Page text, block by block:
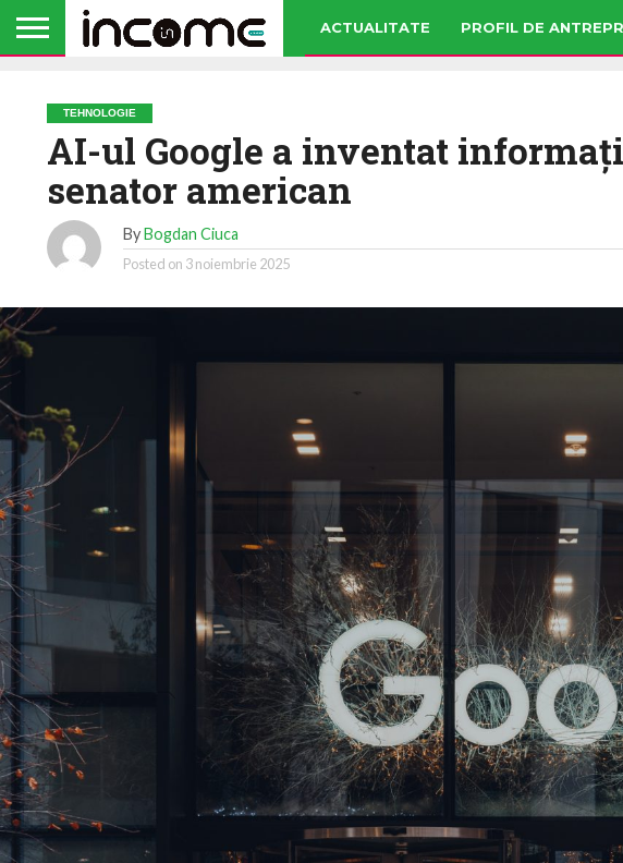
ACTUALITATE PROFIL DE
TEHNOLOGIE
AI-ul Google a inventat
senator american
ByBogdan Ciuca
Posted on 3 noiembrie 2025